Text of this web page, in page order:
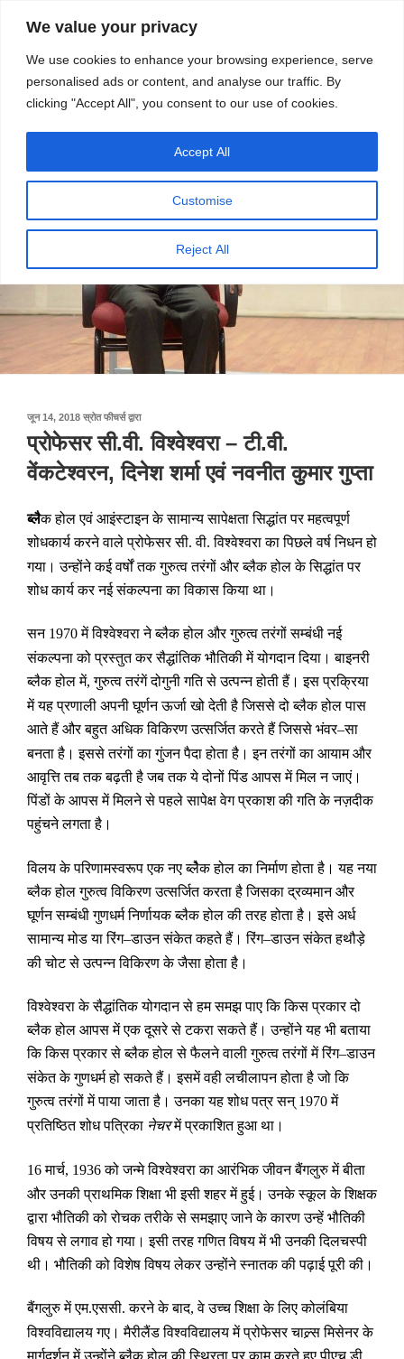
We value your privacy
We use cookies to enhance your browsing experience, serve
personalised ads or content, and analyse our traffic. By
clicking "Accept All", you consent to our use of cookies.
Customise
Reject All
Accept All
स्रोत
मेनू
जून 14, 2018 पर
प्रकाशित
किया
गया
स्रोत फीचर्सद्वारा
प्रोफेसर सी.वी. विश्वेश्वरा – टी.वी.
वेंकटेश्वरन, दिनेश शर्मा एवं नवनीत कुमार गुप्ता
ब्लैक होल एवं आइंस्टाइन के सामान्य सापेक्षता सिद्धांत पर महत्वपूर्ण
शोधकार्य करने वाले प्रोफेसर सी.वी.विश्वेश्वरा का पिछले वर्ष निधन हो
गया। उन्होंने कई वर्षों तक गुरुत्व तरंगों और ब्लैक होल के सिद्धांत पर
शोध कार्य कर नई संकल्पना का विकास किया था।
सन 1970में विश्वेश्वरा ने ब्लैक होल और गुरुत्व तरंगों सम्बंधी नई
संकल्पना को प्रस्तुत कर सैद्धांतिक भौतिकी में योगदान दिया। बाइनरी
ब्लैक होल में,गुरुत्व तरंगें दोगुनी गति से उत्पन्न होती हैं। इस प्रक्रिया
में यह प्रणाली अपनी घूर्णन ऊर्जा खो देती है जिससे दो ब्लैक होल पास
आते हैं और बहुत अधिक विकिरण उत्सर्जित करते हैं जिससे भंवर–सा
बनता है। इससे तरंगों का गुंजन पैदा होता है। इन तरंगों का आयाम और
आवृत्ति तब तक बढ़ती है जब तक ये दोनों पिंड आपस में मिल न जाएं।
पिंडों के आपस में मिलने से पहले सापेक्ष वेग प्रकाश की गति के नज़दीक
पहुंचने लगता है।
विलय के परिणामस्वरूप एक नए ब्लैेक होल का निर्माण होता है। यह नया
ब्लैक होल गुरुत्व विकिरण उत्सर्जित करता है जिसका द्रव्यमान और
घूर्णन सम्बंधी गुणधर्म निर्णायक ब्लैक होल की तरह होता है। इसे अर्ध
सामान्य मोड या रिंग–डाउन संकेत कहते हैं। रिंग–डाउन संकेत हथौड़े
की चोट से उत्पन्न विकिरण के जैसा होता है।
विश्वेश्वरा के सैद्धांतिक योगदान से हम समझ पाए कि किस प्रकार दो
ब्लैक होल आपस में एक दूसरे से टकरा सकते हैं। उन्होंने यह भी बताया
कि किस प्रकार से ब्लैक होल से फैलने वाली गुरुत्व तरंगों में रिंग–डाउन
संकेत के गुणधर्म हो सकते हैं। इसमें वही लचीलापन होता है जो कि
गुरुत्व तरंगों में पाया जाता है। उनका यह शोध पत्र सन् 1970में
प्रतिष्ठित शोध पत्रिका नेचरमें प्रकाशित हुआ था।
16मार्च, 1936को जन्मे विश्वेश्वरा का आरंभिक जीवन बैंगलुरु में बीता
और उनकी प्राथमिक शिक्षा भी इसी शहर में हुई। उनके स्कूल के शिक्षक
द्वारा भौतिकी को रोचक तरीके से समझाए जाने के कारण उन्हें भौतिकी
विषय से लगाव हो गया। इसी तरह गणित विषय में भी उनकी दिलचस्पी
थी। भौतिकी को विशेष विषय लेकर उन्होंने स्नातक की पढ़ाई पूरी की।
बैंगलुरु में एम.एससी.करने के बाद,वे उच्च शिक्षा के लिए कोलंबिया
विश्वविद्यालय गए। मैरीलैंड विश्वविद्यालय में प्रोफेसर चाल्र्स मिसेनर के